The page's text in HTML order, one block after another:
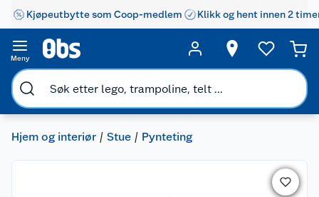
Kjøpeutbytte som Coop-medlem Klikk og hent innen 2
Meny
Hjem og interiør Stue Pynteting